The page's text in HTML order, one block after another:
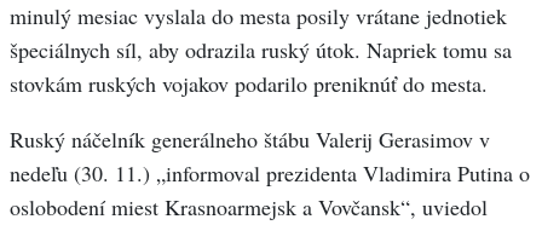
minulý mesiac vyslala do mesta posily vrátane jednotiek
špeciálnych síl, aby odrazila ruský útok. Napriek tomu sa
stovkám ruských vojakov podarilo preniknúť do mesta.
Ruský náčelník generálneho štábu Valerij Gerasimov v
nedeľu (30. 11.) „informoval prezidenta Vladimira Putina o
oslobodení miest Krasnoarmejsk a Vovčansk“, uviedol